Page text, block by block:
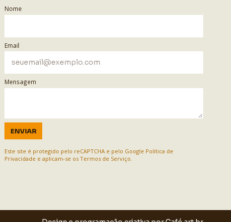
Nome
Email
Mensagem
ENVIAR
Este site é protegido pelo reCAPTCHA e pelo Google Política de
Privacidade e aplicam-se os Termos de Serviço.